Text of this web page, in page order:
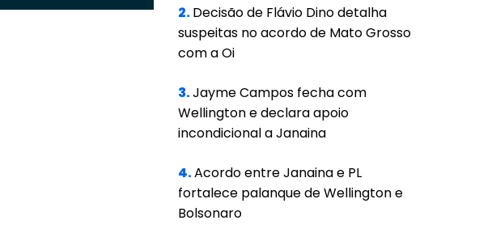
2.Decisão de Flávio Dino detalha
suspeitas no acordo de Mato Grosso
com a Oi
3.Jayme Campos fecha com
Wellington e declara apoio
incondicional a Janaina
4.Acordo entre Janaina e PL
fortalece palanque de Wellington e
Bolsonaro